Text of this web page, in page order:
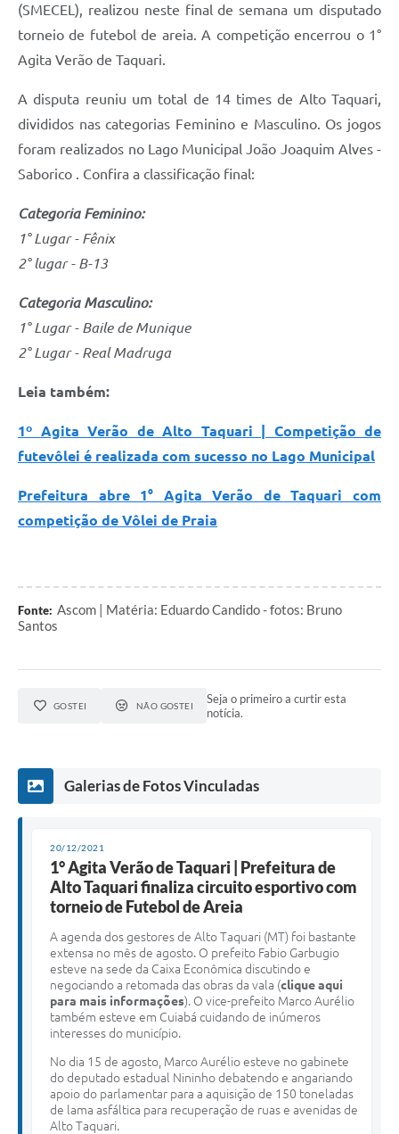
(SMECEL), realizou neste final de semana um disputado
torneio de futebol de areia. A competição encerrou o 1°
Agita Verão de Taquari.
A disputa reuniu um total de 14 times de Alto Taquari,
divididos nas categorias Feminino e Masculino. Os jogos
foram realizados no Lago Municipal João Joaquim Alves -
Saborico . Confira a classificação final:
Categoria Feminino:
1° Lugar - Fênix
2° lugar - B-13
Categoria Masculino:
1° Lugar - Baile de Munique
2° Lugar - Real Madruga
Leia também:
1º Agita Verão de Alto Taquari | Competição de
futevôlei é realizada com sucesso no Lago Municipal
Prefeitura abre 1° Agita Verão de Taquari com
competição de Vôlei de Praia
Fonte: Ascom | Matéria: Eduardo Candido - fotos: Bruno
Santos
GOSTEI NÃO GOSTEI
Seja o primeiro a curtir esta
notícia.
Galerias de Fotos Vinculadas
20/12/2021
1° Agita Verão de Taquari | Prefeitura de
Alto Taquari finaliza circuito esportivo com
torneio de Futebol de Areia
A agenda dos gestores de Alto Taquari (MT) foi bastante
extensa no mês de agosto. O prefeito Fabio Garbugio
esteve na sede da Caixa Econômica discutindo e
negociando a retomada das obras da vala (clique aqui
para mais informações). O vice-prefeito Marco Aurélio
também esteve em Cuiabá cuidando de inúmeros
interesses do município.
No dia 15 de agosto, Marco Aurélio esteve no gabinete
do deputado estadual Nininho debatendo e angariando
apoio do parlamentar para a aquisição de 150 toneladas
de lama asfáltica para recuperação de ruas e avenidas de
Alto Taquari.